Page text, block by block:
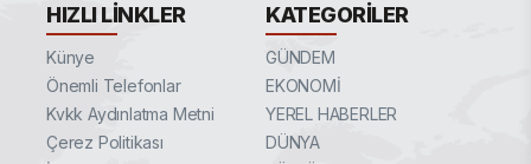
HIZLI LINKLER
Künye
Önemli Telefonlar
Kvkk Aydınlatma Metni
Çerez Politikası
KATEGORILER
GÜNDEM
EKONOMİ
YEREL HABERLER
DÜNYA